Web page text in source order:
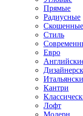
Прямые
Радиусные
Стиль
Евро
Кантри
Лофт
Модерн